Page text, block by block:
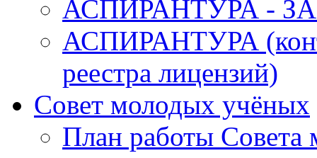
АСПИРАНТУРА -
АСПИРАНТУРА
реестра лицензий)
Совет молодых учёных
План работы